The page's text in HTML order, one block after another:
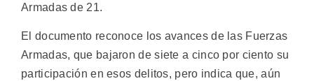
Armadas de 21.
El documento reconoce los avances de las Fuerzas
Armadas, que bajaron de siete a cinco por ciento su
participación en esos delitos, pero indica que, aún